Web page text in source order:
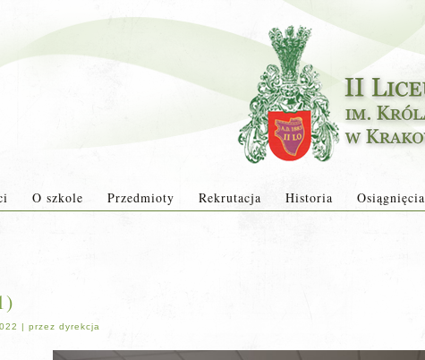
O szkole Przedmioty Rekrutacja Historia Osiągnięcia
| przez dyrekcja